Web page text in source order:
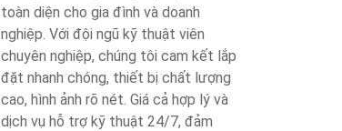
toàn diện cho gia đình và doanh
nghiệp. Với đội ngũ kỹ thuật viên
chuyên nghiệp, chúng tôi cam kết lắp
đặt nhanh chóng, thiết bị chất lượng
cao, hình ảnh rõ nét. Giá cả hợp lý và
dịch vụ hỗ trợ kỹ thuật 24/7, đảm